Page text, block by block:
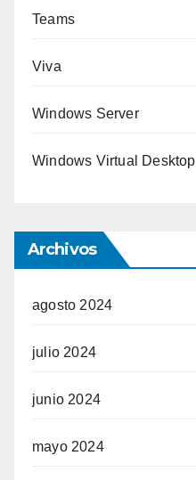
Teams
Viva
Windows Server
Windows Virtual Desktop
Archivos
agosto 2024
julio 2024
junio 2024
mayo 2024